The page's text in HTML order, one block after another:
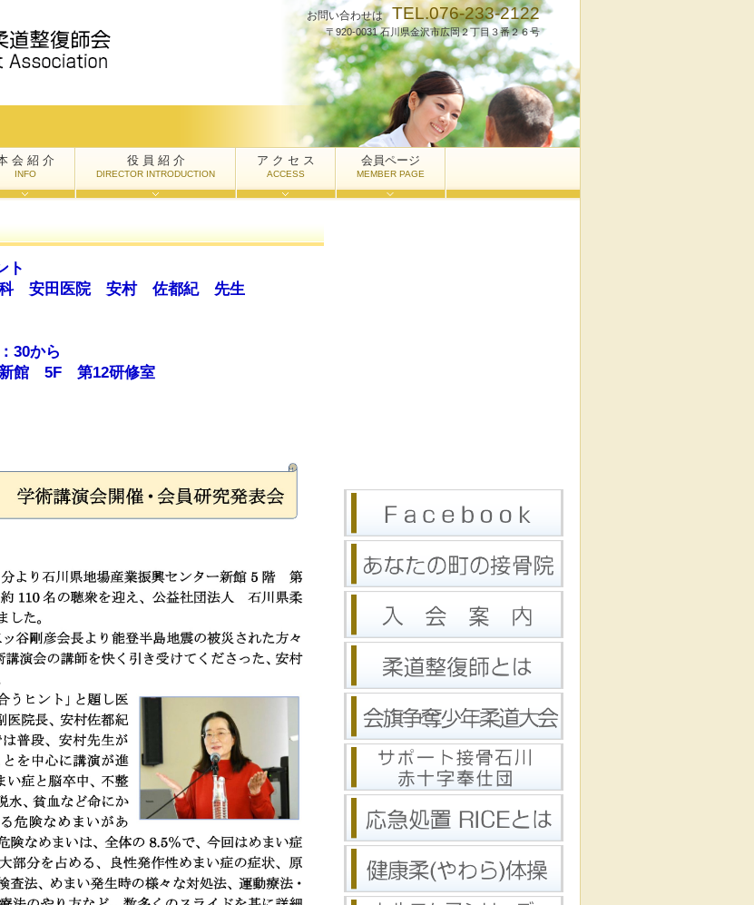
お問い合わせは TEL.076-233-2122
〒920-0031 石川県金沢市広岡２丁目３番２６号
ント
科 安田医院 安村 佐都紀 先生
30から
新館 5F 第12研修室
会 紹 介
INFO
役 員 紹 介
DIRECTOR INTRODUCTION
ア ク セ ス
ACCESS
会員ページ
MEMBER PAGE